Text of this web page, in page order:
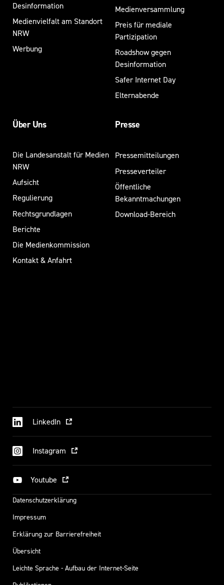
Desinformation
Medienvielfalt am Standort
NRW
Werbung
Medienversammlung
Preis für mediale
Partizipation
Roadshow gegen
Desinformation
Safer Internet Day
Elternabende
Über Uns
Die Landesanstalt für Medien
NRW
Aufsicht
Regulierung
Rechtsgrundlagen
Berichte
Die Medienkommission
Kontakt & Anfahrt
Presse
Pressemitteilungen
Presseverteiler
Öffentliche
Bekanntmachungen
Download-Bereich
LinkedIn
Instagram
Youtube
Datenschutzerklärung
Impressum
Erklärung zur Barrierefreiheit
Übersicht
Leichte Sprache - Aufbau der Internet-Seite